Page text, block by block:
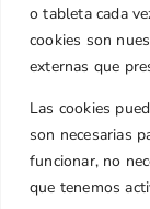
o tableta cada
cookies son
externas que
Las cookies
son necesarias
funcionar, no
que tenemos
Centre